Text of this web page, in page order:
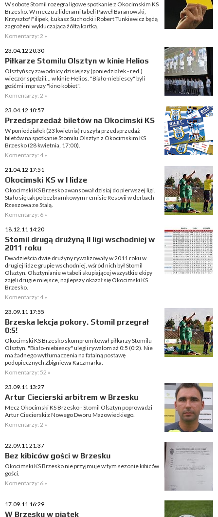
W sobotę Stomil rozegra ligowe spotkanie z Okocimskim KS
Brzesko. W meczu z liderami tabeli Paweł Baranowski,
Krzysztof Filipek, Łukasz Suchocki i Robert Tunkiewicz będą
zagrożeni wykluczającą żółtą kartką.
Komentarzy: 2 »
23.04.12 20:30
Piłkarze Stomilu Olsztyn w kinie Helios
Olsztyńscy zawodnicy dzisiejszy (poniedziałek - red.)
wieczór spędzili... w kinie Helios. "Biało-niebiescy" byli
gośćmi imprezy "kino kobiet".
Komentarzy: 2 »
23.04.12 10:57
Przedsprzedaż biletów na Okocimski KS
W poniedziałek (23 kwietnia) ruszyła przedsprzedaż
biletów na spotkanie Stomilu Olsztyn z Okocimskim KS
Brzesko (28 kwietnia, 17:00).
Komentarzy: 4 »
21.04.12 17:51
Okocimski KS w I lidze
Okocimski KS Brzesko awansował dzisiaj do pierwszej ligi.
Stało się tak po bezbramkowym remisie Resovii w derbach
Rzeszowa ze Stalą.
Komentarzy: 6 »
18.12.11 14:20
Stomil drugą drużyną II ligi wschodniej w
2011 roku
Dwadzieścia dwie drużyny rywalizowały w 2011 roku w
drugiej lidze grupie wschodniej, wśród nich był Stomil
Olsztyn. Olsztynianie w tabeli skupiającej wszystkie ekipy
zajęli drugie miejsce, najlepszy okazał się Okocimski KS
Brzesko.
Komentarzy: 4 »
23.09.11 17:55
Brzeska lekcja pokory. Stomil przegrał
0:5!
Okocimski KS Brzesko skompromitował piłkarzy Stomilu
Olsztyn. "Biało-niebiescy" ulegli rywalom aż 0:5 (0:2). Nie
ma żadnego wytłumaczenia na fatalną postawę
podopiecznych Zbigniewa Kaczmarka.
Komentarzy: 52 »
23.09.11 13:27
Artur Ciecierski arbitrem w Brzesku
Mecz Okocimski KS Brzesko - Stomil Olsztyn poprowadzi
Artur Ciecierski z Nowego Dworu Mazowieckiego.
Komentarzy: 2 »
22.09.11 21:37
Bez kibiców gości w Brzesku
Okocimski KS Brzesko nie przyjmuje w tym sezonie kibiców
gości.
Komentarzy: 6 »
17.09.11 16:29
W Brzesku w piątek